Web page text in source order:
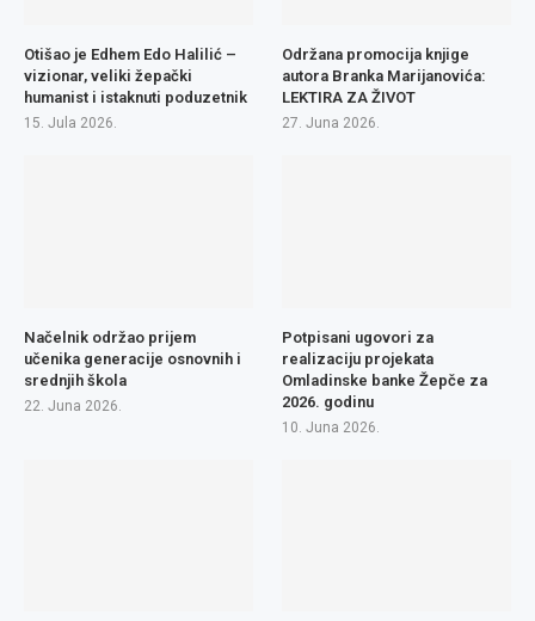
Otišao je Edhem Edo Halilić –
vizionar, veliki žepački
humanist i istaknuti poduzetnik
15. Jula 2026.
Održana promocija knjige
autora Branka Marijanovića:
LEKTIRA ZA ŽIVOT
27. Juna 2026.
Načelnik održao prijem
učenika generacije osnovnih i
srednjih škola
22. Juna 2026.
Potpisani ugovori za
realizaciju projekata
Omladinske banke Žepče za
2026. godinu
10. Juna 2026.